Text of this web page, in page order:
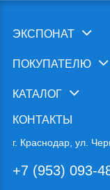
ЭКСПОНАТ
ПОКУПАТЕЛЮ
КАТАЛОГ
КОНТАКТЫ
г. Краснодар, ул.
+7 (953) 093-